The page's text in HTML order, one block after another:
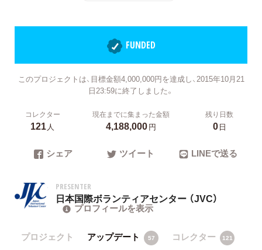
FUNDED
このプロジェクトは、目標金額4,000,000円を達成し、2015年10月21
日23:59に終了しました。
コレクター
121人
現在までに集まった金額
4,188,000円
残り日数
0日
シェア ツイート LINEで送る
PRESENTER
日本国際ボランティアセンター （JVC）
プロフィールを表示
プロジェクト アップデート 57 コレクター 121